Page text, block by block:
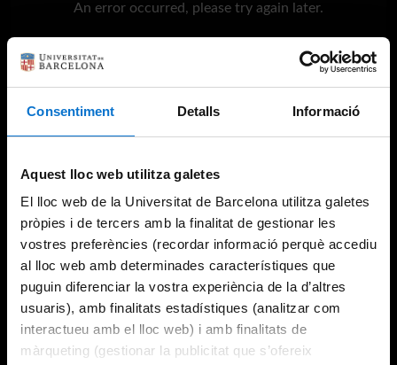
Consentiment Detalls Informació
Aquest lloc web utilitza galetes
El lloc web de la Universitat de Barcelona utilitza galetes
pròpies i de tercers amb la finalitat de gestionar les
vostres preferències (recordar informació perquè accediu
al lloc web amb determinades característiques que
puguin diferenciar la vostra experiència de la d’altres
usuaris), amb finalitats estadístiques (analitzar com
interactueu amb el lloc web) i amb finalitats de
màrqueting (gestionar la publicitat que s’ofereix
An error occurred, please try again later.
Try again